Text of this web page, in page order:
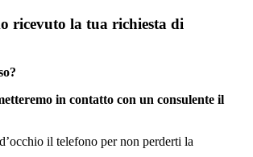
ricevuto la tua richiesta di
in contatto con un consulente il
il telefono per non perderti la